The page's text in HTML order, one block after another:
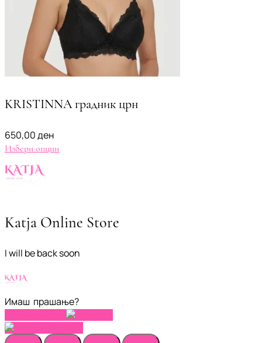
KRISTINNA градник црн
650,00ден
Избери опции
Katja Online Store
I will be back soon
Имаш прашање?